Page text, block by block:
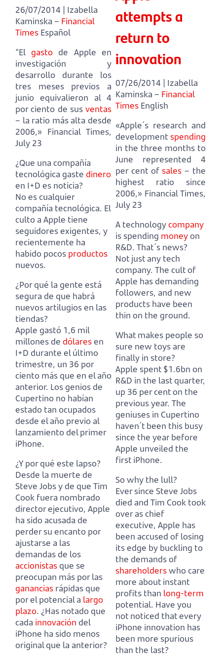
26/07/2014 | Izabella
Kaminska – Financial
Times Español
“El gastode Apple en
investigación y
desarrollo durante los
tres meses previos a
junio equivalieron al 4
por ciento de sus ventas
– la ratio más alta desde
2006,» Financial Times,
July 23
¿Que una compañía
tecnológica gaste dinero
en I+D es noticia?
No es cualquier
compañía tecnológica. El
culto a Apple tiene
seguidores exigentes, y
recientemente ha
habido pocos productos
nuevos.
¿Por qué la gente está
segura de que habrá
nuevos artilugios en las
tiendas?
Apple gastó 1,6 mil
millones de dólaresen
I+D durante el último
trimestre, un 36 por
ciento más que en el año
anterior. Los genios de
Cupertino no habían
estado tan ocupados
desde el año previo al
lanzamiento del primer
iPhone.
¿Y por qué este lapso?
Desde la muerte de
Steve Jobs y de que Tim
Cook fuera nombrado
director ejecutivo, Apple
ha sido acusada de
perder su encanto por
ajustarse a las
demandas de los
accionistas que se
preocupan más por las
ganancias rápidas que
por el potencial a largo
plazo. ¿Has notado que
cada innovación del
iPhone ha sido menos
original que la anterior?
attempts a
return to
innovation
07/26/2014 | Izabella
Kaminska – Financial
Times English
«Apple´s research and
development spending
in the three months to
June represented 4
per cent of sales – the
highest ratio since
2006,» Financial Times,
July 23
A technologycompany
is spending moneyon
R&D. That´s news?
Not just any tech
company. The cult of
Apple has demanding
followers, and new
products have been
thin on the ground.
What makes people so
sure new toys are
finally in store?
Apple spent $1.6bn on
R&D in the last quarter,
up 36 per cent on the
previous year. The
geniuses in Cupertino
haven´t been this busy
since the year before
Apple unveiled the
first iPhone.
So why the lull?
Ever since Steve Jobs
died and Tim Cook took
over as chief
executive, Apple has
been accused of losing
its edge by buckling to
the demands of
shareholderswho care
more about instant
profits than long-term
potential. Have you
not noticed that every
iPhone innovation has
been more spurious
than the last?